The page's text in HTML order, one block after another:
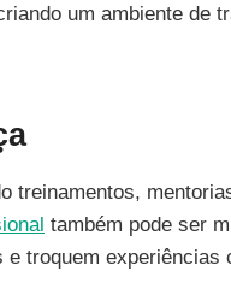
um ambiente de
treinamentos,
também pode ser
troquem experiências